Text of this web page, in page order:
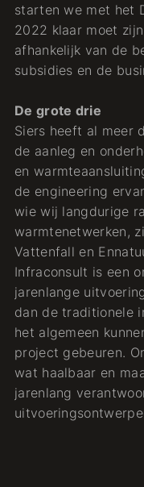
starten we met het
2022 klaar moet
afhankelijk van de
subsidies en de
De grote drie
Siers heeft al meer
de aanleg en
en
de engineering
wie wij langdurige
warmtenetwerken,
Vattenfall en
Infraconsult is een
jarenlange
dan de traditionele
het algemeen
project gebeuren.
wat haalbaar en
jarenlang